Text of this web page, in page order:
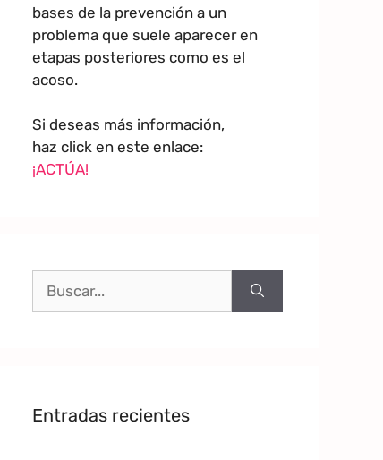
bases de la prevención a un
problema que suele aparecer en
etapas posteriores como es el
acoso.
Si deseas más información,
haz click en este enlace:
¡ACTÚA!
Entradas recientes